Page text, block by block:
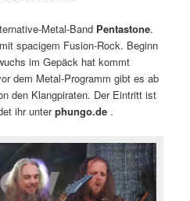
Metal-Band Pentastone.
mit spacigem Fusion-Rock. Beginn
im Gepäck hat kommt
dem Metal-Programm gibt es ab
den Klangpiraten. Der Eintritt ist
ihr unterphungo.de .